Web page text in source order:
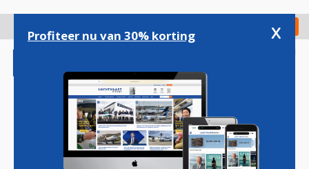
gaan
Check in
Magazine Podcasts Vacatures
Profiteer nu van 30% korting x